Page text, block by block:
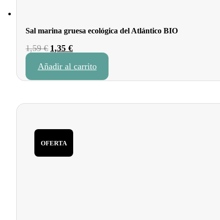
Sal marina gruesa ecológica del Atlántico BIO
1,59€ El
original
1,35€El
actual
Añadir al carrito
OFERTA